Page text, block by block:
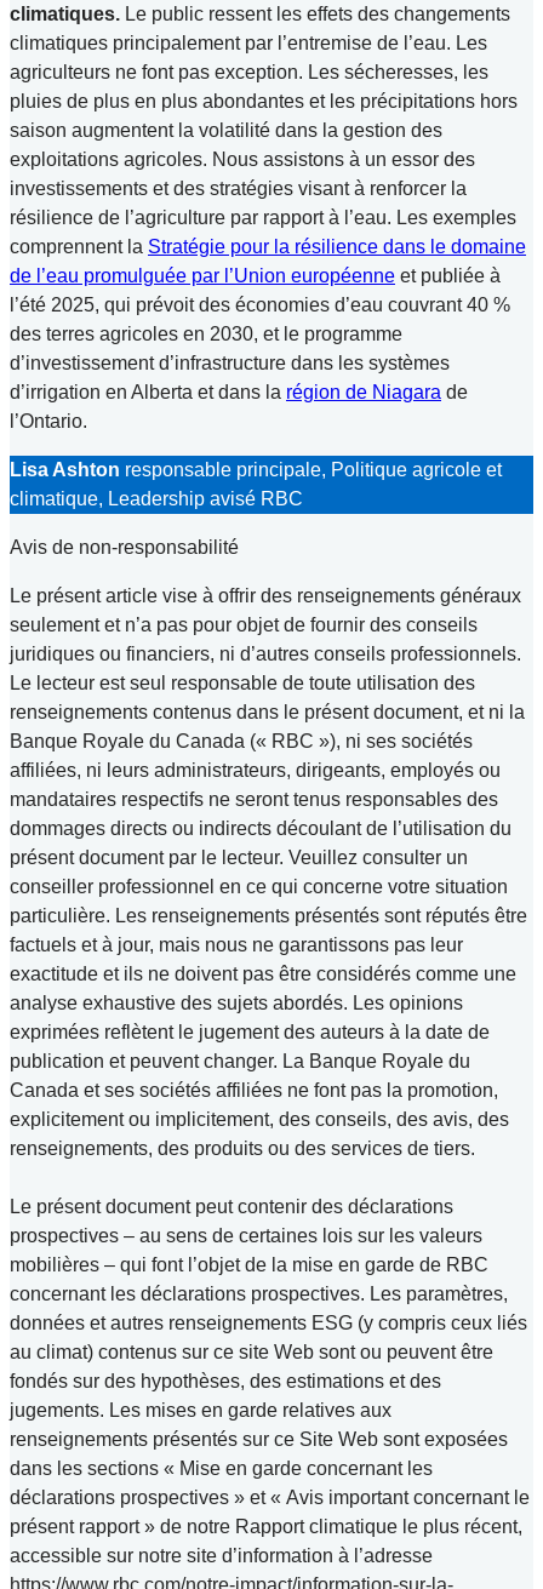
climatiques. Le public ressent les effets des changements
climatiques principalement par l’entremise de l’eau. Les
agriculteurs ne font pas exception. Les sécheresses, les
pluies de plus en plus abondantes et les précipitations hors
saison augmentent la volatilité dans la gestion des
exploitations agricoles. Nous assistons à un essor des
investissements et des stratégies visant à renforcer la
résilience de l’agriculture par rapport à l’eau. Les exemples
comprennent la Stratégie pour la résilience dans le domaine
de l’eau promulguée par l’Union européenne et publiée à
l’été 2025, qui prévoit des économies d’eau couvrant 40 %
des terres agricoles en 2030, et le programme
d’investissement d’infrastructure dans les systèmes
d’irrigation en Alberta et dans la région de Niagara de
l’Ontario.
Lisa Ashton responsable principale, Politique agricole et
climatique, Leadership avisé RBC
Avis de non-responsabilité
Le présent article vise à offrir des renseignements généraux
seulement et n’a pas pour objet de fournir des conseils
juridiques ou financiers, ni d’autres conseils professionnels.
Le lecteur est seul responsable de toute utilisation des
renseignements contenus dans le présent document, et ni la
Banque Royale du Canada (« RBC »), ni ses sociétés
affiliées, ni leurs administrateurs, dirigeants, employés ou
mandataires respectifs ne seront tenus responsables des
dommages directs ou indirects découlant de l’utilisation du
présent document par le lecteur. Veuillez consulter un
conseiller professionnel en ce qui concerne votre situation
particulière. Les renseignements présentés sont réputés être
factuels et à jour, mais nous ne garantissons pas leur
exactitude et ils ne doivent pas être considérés comme une
analyse exhaustive des sujets abordés. Les opinions
exprimées reflètent le jugement des auteurs à la date de
publication et peuvent changer. La Banque Royale du
Canada et ses sociétés affiliées ne font pas la promotion,
explicitement ou implicitement, des conseils, des avis, des
renseignements, des produits ou des services de tiers.
Le présent document peut contenir des déclarations
prospectives – au sens de certaines lois sur les valeurs
mobilières – qui font l’objet de la mise en garde de RBC
concernant les déclarations prospectives. Les paramètres,
données et autres renseignements ESG (y compris ceux liés
au climat) contenus sur ce site Web sont ou peuvent être
fondés sur des hypothèses, des estimations et des
jugements. Les mises en garde relatives aux
renseignements présentés sur ce Site Web sont exposées
dans les sections « Mise en garde concernant les
déclarations prospectives » et « Avis important concernant le
présent rapport » de notre Rapport climatique le plus récent,
accessible sur notre site d’information à l’adresse